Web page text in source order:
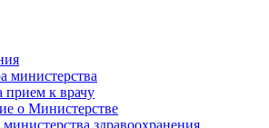
министерства
прием к врачу
о Министерстве
здравоохранения